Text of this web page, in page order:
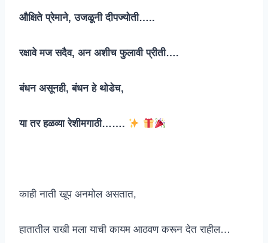
औक्षिते प्रेमाने, उजळूनी दीपज्योती…..
रक्षावे मज सदैव, अन अशीच फुलावी प्रीती….
बंधन असूनही, बंधन हे थोडेच,
या तर हळव्या रेशीमगाठी…….
काही नाती खूप अनमोल असतात,
हातातील राखी मला याची कायम आठवण करून देत राहील…